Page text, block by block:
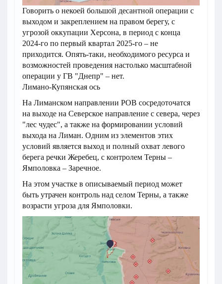
Говорить о некоей большой десантной операции с
выходом и закреплением на правом берегу, с
угрозой оккупации Херсона, в период с конца
2024-го по первый квартал 2025-го – не
приходится. Опять-таки, необходимого ресурса и
возможностей проведения настолько масштабной
операции у ГВ "Днепр" – нет.
Лимано-Купянская ось
На Лиманском направлении РОВ сосредоточатся
на выходе на Северское направление с севера, через
"лес чудес", а также на формировании условий
выхода на Лиман. Одним из элементов этих
условий является выход и полный охват левого
берега речки Жеребец, с контролем Терны –
Ямполовка – Заречное.
На этом участке в описываемый период может
быть утрачен контроль над селом Терны, а также
возрасти угроза для Ямполовки.